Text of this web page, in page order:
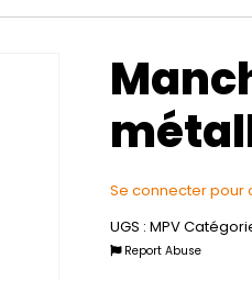
Se connecter pour
UGS : MPV
Report Abuse